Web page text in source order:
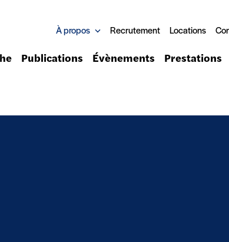
À propos Recrutement Locations
Publications Évènements Prestations